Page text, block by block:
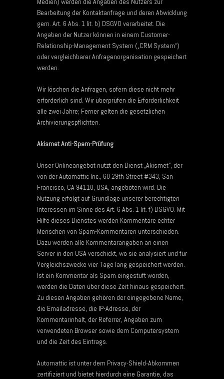
Bearbeitung der Kontaktanfrage und deren Abwicklung
gem. Art. 6 Abs. 1 lit. b) DSGVO verarbeitet. Die
Angaben der Nutzer können in einem Customer-
Relationship-Management System („CRM System“)
oder vergleichbarer Anfragenorganisation gespeichert
werden.
Wir löschen die Anfragen, sofern diese nicht mehr
erforderlich sind. Wir überprüfen die Erforderlichkeit
alle zwei Jahre; Ferner gelten die gesetzlichen
Archivierungspflichten.
Akismet Anti-Spam-Prüfung
Unser Onlineangebot nutzt den Dienst „Akismet“, der
von der Automattic Inc., 60 29th Street #343, San
Francisco, CA 94110, USA, angeboten wird. Die
Nutzung erfolgt auf Grundlage unserer berechtigten
Interessen im Sinne des Art. 6 Abs. 1 lit. f) DSGVO. Mit
Hilfe dieses Dienstes werden Kommentare echter
Menschen von Spam-Kommentaren unterschieden.
Dazu werden alle Kommentarangaben an einen
Server in den USA verschickt, wo sie analysiert und für
Vergleichszwecke vier Tage lang gespeichert werden.
Ist ein Kommentar als Spam eingestuft worden,
werden die Daten über diese Zeit hinaus gespeichert.
Zu diesen Angaben gehören der eingegebene Name,
die Emailadresse, die IP-Adresse, der
Kommentarinhalt, der Referrer, Angaben zum
verwendeten Browser sowie dem Computersystem
und die Zeit des Eintrags.
Automattic ist unter dem Privacy-Shield-Abkommen
zertifiziert und bietet hierdurch eine Garantie, das